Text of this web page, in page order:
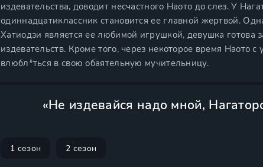
издевательства, доводит несчастного Наото до слез. У
одиннадцатиклассник становится ее главной жертвой.
Хатиодзи является ее любимой игрушкой, девушка
издевательств. Кроме того, через некоторое время Наото
влюбл*ться в свою обаятельную мучительницу.
«Не издевайся надо мной,
1 сезон 2 сезон